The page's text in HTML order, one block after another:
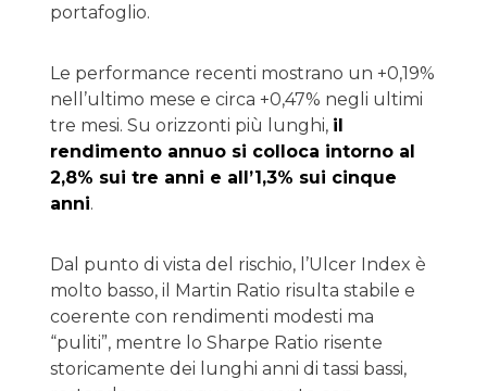
portafoglio.
Le performance recenti mostrano un +0,19%
nell’ultimo mese e circa +0,47% negli ultimi
tre mesi. Su orizzonti più lunghi, il
rendimento annuo si colloca intorno al
2,8% sui tre anni e all’1,3% sui cinque
anni.
Dal punto di vista del rischio, l’Ulcer Index è
molto basso, il Martin Ratio risulta stabile e
coerente con rendimenti modesti ma
“puliti”, mentre lo Sharpe Ratio risente
storicamente dei lunghi anni di tassi bassi,